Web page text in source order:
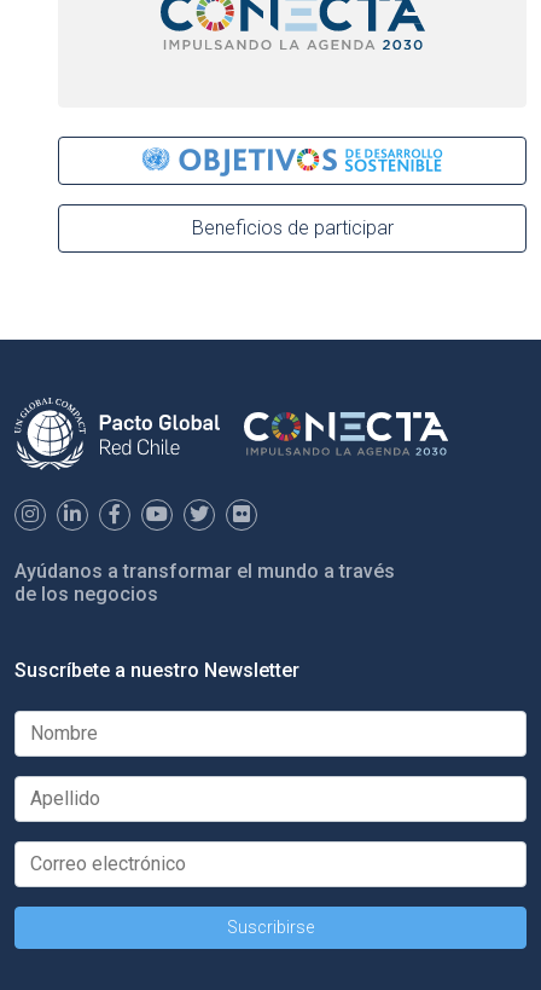
Beneficios de participar
Ayúdanos a transformar el mundo a través
de los negocios
Suscríbete a nuestro Newsletter